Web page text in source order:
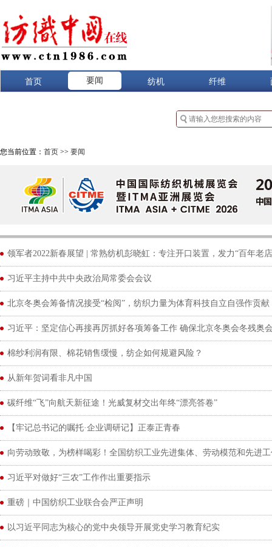
首页 要闻 纺机 纤维
您当前位置： 首页 >> 要闻
领军者2022新春展望 | 常熟纺机彭晓虹：专注开口装置，发力“百年老
习近平主持中共中央政治局常委会会议
北京冬奥会筹备情况接受“检阅”，纺织力量为体育科技自立自强作贡献
习近平：坚定信心再接再厉抓好各项筹备工作 确保北京冬奥会冬残奥
棉纱利润有限、棉花销售缓慢，纺企如何规避风险？
从新年贺词看非凡中国
碳纤维“飞”向航天新征途！光威复材交出年终“漂亮答卷”
【牢记总书记的嘱托·企业调研记】正泰正青春
向劳动致敬，为榜样喝彩！全国纺织工业先进集体、劳动模范和先进
习近平对做好“三农”工作作出重要指示
重磅｜中国纺织工业联合会严正声明
以习近平同志为核心的党中央领导开展党史学习教育纪实